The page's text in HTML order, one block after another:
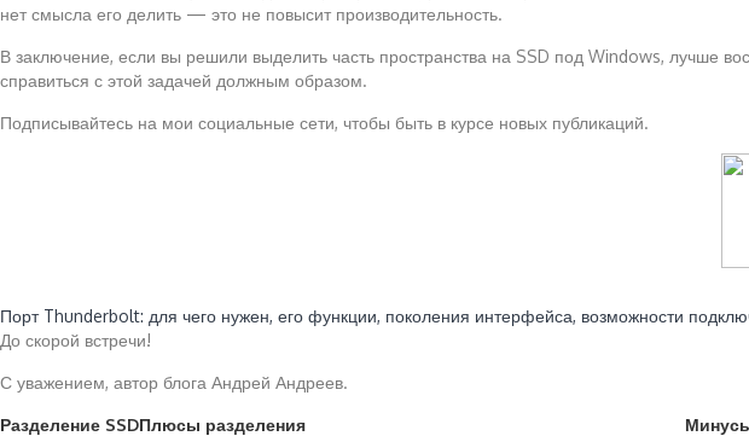
нет смысла его делить — это не повысит производительность.
В заключение, если вы решили выделить часть пространства на SSD под Windows, лучше
справиться с этой задачей должным образом.
Подписывайтесь на мои социальные сети, чтобы быть в курсе новых публикаций.
Порт Thunderbolt: для чего нужен, его функции, поколения интерфейса, возможности
До скорой встречи!
С уважением, автор блога Андрей Андреев.
Разделение SSDПлюсы разделения